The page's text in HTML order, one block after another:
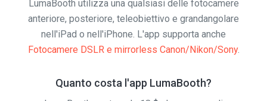
LumaBooth utilizza una qualsiasi delle fotocamere
anteriore, posteriore, teleobiettivo e grandangolare
nell'iPad o nell'iPhone. L'app supporta anche
Fotocamere DSLR e mirrorless Canon/Nikon/Sony.
Quanto costa l'app LumaBooth?